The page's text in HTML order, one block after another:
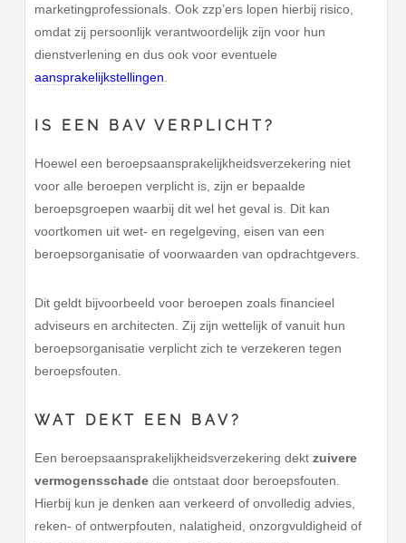
marketingprofessionals. Ook zzp’ers lopen hierbij risico,
omdat zij persoonlijk verantwoordelijk zijn voor hun
dienstverlening en dus ook voor eventuele
aansprakelijkstellingen
IS EEN BAV VERPLICHT?
Hoewel een beroepsaansprakelijkheidsverzekering niet
voor alle beroepen verplicht is, zijn er bepaalde
beroepsgroepen waarbij dit wel het geval is. Dit kan
voortkomen uit wet- en regelgeving, eisen van een
beroepsorganisatie of voorwaarden van opdrachtgevers.
Dit geldt bijvoorbeeld voor beroepen zoals financieel
adviseurs en architecten. Zij zijn wettelijk of vanuit hun
beroepsorganisatie verplicht zich te verzekeren tegen
beroepsfouten.
WAT DEKT EEN BAV?
Een beroepsaansprakelijkheidsverzekering dektzuivere
vermogensschade die ontstaat door beroepsfouten.
Hierbij kun je denken aan verkeerd of onvolledig advies,
reken- of ontwerpfouten, nalatigheid, onzorgvuldigheid of